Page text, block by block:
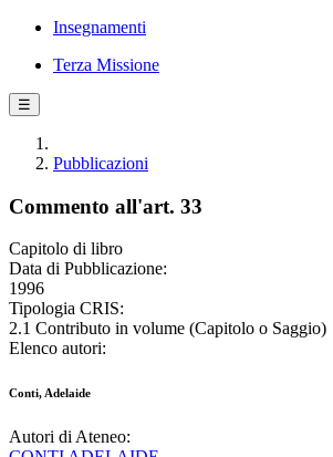
Insegnamenti
Terza Missione
☰
Pubblicazioni
Commento all'art. 33
Capitolo di libro
Data di Pubblicazione:
1996
Tipologia CRIS:
2.1 Contributo in volume (Capitolo o Saggio)
Elenco autori:
Conti, Adelaide
Autori di Ateneo: